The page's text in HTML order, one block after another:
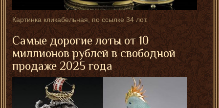
Картинка кликабельная, по ссылке 34 лот.
Самые дорогие лоты от 10
миллионов рублей в свободной
продаже 2025 года